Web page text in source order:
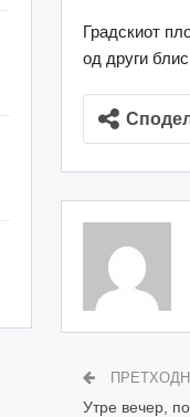
Градскиот
од други
Утре вечер,